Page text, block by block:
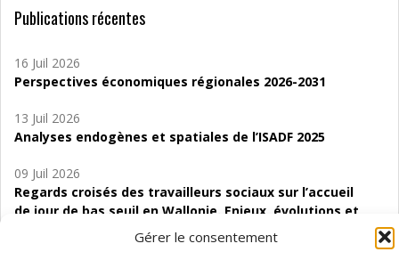
Gérer le consentement
Publications récentes
16 Juil 2026
Perspectives économiques régionales 2026-2031
13 Juil 2026
Analyses endogènes et spatiales de l’ISADF 2025
09 Juil 2026
Regards croisés des travailleurs sociaux sur l’accueil
de jour de bas seuil en Wallonie. Enjeux, évolutions et